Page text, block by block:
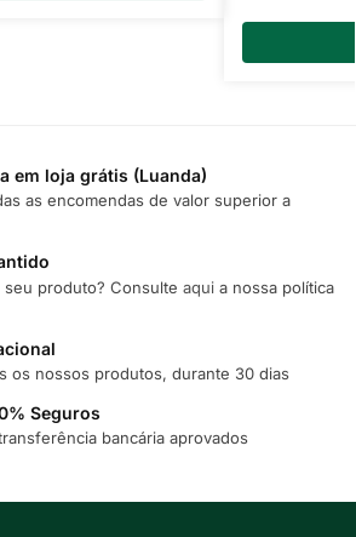
em loja grátis (Luanda)
as encomendas de valor superior a
seu produto? Consulte aqui a nossa política
os nossos produtos, durante 30 dias
Seguros
bancária aprovados